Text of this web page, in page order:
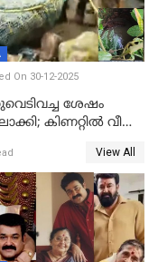
On 30-12-2025
ശേഷം
കിണറ്റിൽ വീണ
View All